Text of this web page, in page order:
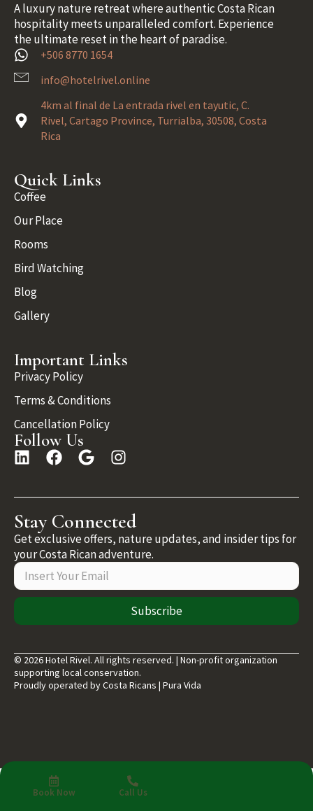
Book Now Call Us
A luxury nature retreat where authentic Costa Rican
hospitality meets unparalleled comfort. Experience
the ultimate reset in the heart of paradise.
+506 8770 1654
info@hotelrivel.online
4km al final de La entrada rivel en tayutic, C.
Rivel, Cartago Province, Turrialba, 30508, Costa
Rica
Quick Links
Coffee
Our Place
Rooms
Bird Watching
Blog
Gallery
Important Links
Privacy Policy
Terms & Conditions
Cancellation Policy
Follow Us
Stay Connected
Get exclusive offers, nature updates, and insider tips for
your Costa Rican adventure.
Subscribe
© 2026 Hotel Rivel. All rights reserved. | Non-profit organization
supporting local conservation.
Proudly operated by Costa Ricans | Pura Vida